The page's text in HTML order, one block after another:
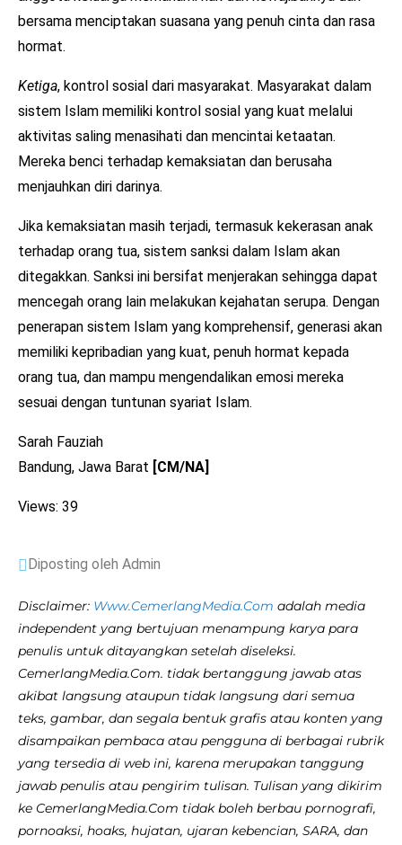
bersama menciptakan suasana yang penuh cinta dan rasa
hormat.
Ketiga, kontrol sosial dari masyarakat. Masyarakat dalam
sistem Islam memiliki kontrol sosial yang kuat melalui
aktivitas saling menasihati dan mencintai ketaatan.
Mereka benci terhadap kemaksiatan dan berusaha
menjauhkan diri darinya.
Jika kemaksiatan masih terjadi, termasuk kekerasan anak
terhadap orang tua, sistem sanksi dalam Islam akan
ditegakkan. Sanksi ini bersifat menjerakan sehingga dapat
mencegah orang lain melakukan kejahatan serupa. Dengan
penerapan sistem Islam yang komprehensif, generasi akan
memiliki kepribadian yang kuat, penuh hormat kepada
orang tua, dan mampu mengendalikan emosi mereka
sesuai dengan tuntunan syariat Islam.
Sarah Fauziah
Bandung, Jawa Barat [CM/NA]
Views: 39
Diposting oleh Admin
Disclaimer: Www.CemerlangMedia.Com adalah media
independent yang bertujuan menampung karya para
penulis untuk ditayangkan setelah diseleksi.
CemerlangMedia.Com. tidak bertanggung jawab atas
akibat langsung ataupun tidak langsung dari semua
teks, gambar, dan segala bentuk grafis atau konten yang
disampaikan pembaca atau pengguna di berbagai rubrik
yang tersedia di web ini, karena merupakan tanggung
jawab penulis atau pengirim tulisan. Tulisan yang dikirim
ke CemerlangMedia.Com tidak boleh berbau pornografi,
pornoaksi, hoaks, hujatan, ujaran kebencian, SARA, dan